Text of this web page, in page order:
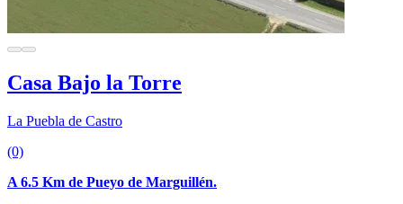
Casa Bajo la Torre
La Puebla de Castro
(0)
A 6.5 Km de Pueyo de Marguillén.